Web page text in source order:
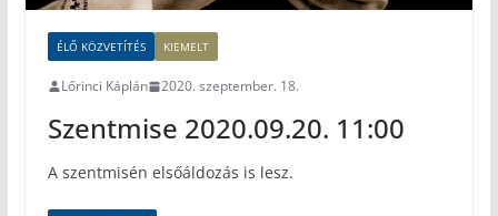
ÉLŐ KÖZVETÍTÉS KIEMELT
Lőrinci Káplán 2020. szeptember. 18.
Szentmise 2020.09.20. 11:00
A szentmisén elsőáldozás is lesz.